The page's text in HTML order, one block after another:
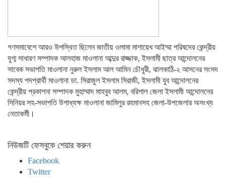
গণসমাবেশে আরও উপস্থিত ছিলেন জাতীয় ওলামা মাশায়েখ আইম্মা পরিষদের কেন্দ্রীয়
যুগ্ম সাধারণ সম্পাদক আলহাজ মাওলানা আব্দুর রাজ্জাক, ইসলামী ছাত্র আন্দোলনের
সাবেক সভাপতি মাওলানা নুরুল ইসলাম আল আমিন চৌধুরী, ঝালকাঠি-২ আসনের সংসদ
সদস্য পদপ্রার্থী মাওলানা ডা. সিরাজুল ইসলাম সিরাজী, ইসলামী যুব আন্দোলনের
কেন্দ্রীয় প্রকাশনা সম্পাদক মুহাম্মাদ মাহবুব আলম, বরিশাল জেলা ইসলামী আন্দোলনের
সিনিয়র সহ-সভাপতি উপাধ্যক্ষ মাওলানা জামিলুর রহমানসহ জেলা-উপজেলার অসংখ্য
নেতাকর্মী।
নিউজটি ফেসবুকে শেয়ার করুন
Facebook
Twitter